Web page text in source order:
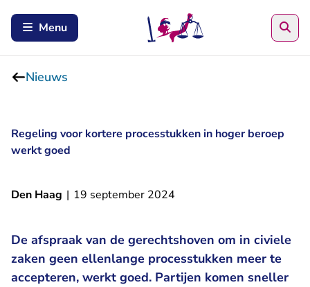
Menu
Nieuws
Regeling voor kortere processtukken in hoger beroep
werkt goed
Den Haag | 19 september 2024
De afspraak van de gerechtshoven om in civiele
zaken geen ellenlange processtukken meer te
accepteren, werkt goed. Partijen komen sneller